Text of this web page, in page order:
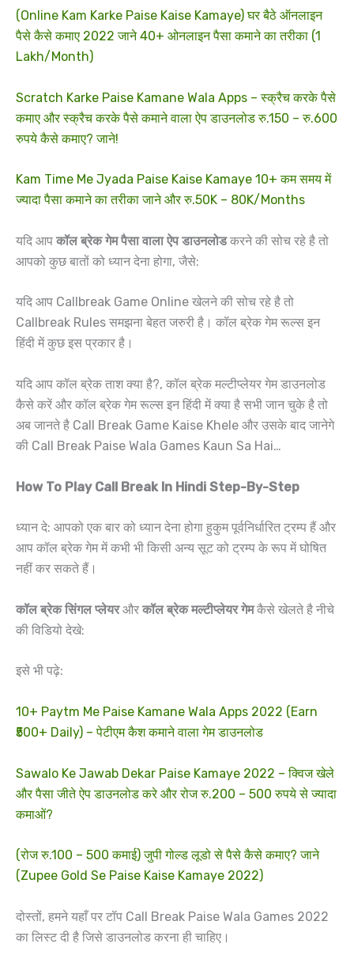
(Online Kam Karke Paise Kaise Kamaye) घर बैठे ऑनलाइन
पैसे कैसे कमाए 2022 जाने 40+ ओनलाइन पैसा कमाने का तरीका (1
Lakh/Month)
Scratch Karke Paise Kamane Wala Apps – स्क्रैच करके पैसे
कमाए और स्क्रैच करके पैसे कमाने वाला ऐप डाउनलोड रु.150 – रु.600
रुपये कैसे कमाए? जाने!
Kam Time Me Jyada Paise Kaise Kamaye 10+ कम समय में
ज्यादा पैसा कमाने का तरीका जाने और रु.50K – 80K/Months
यदि आप कॉल ब्रेक गेम पैसा वाला ऐप डाउनलोडकरने की सोच रहे है तो
आपको कुछ बातों को ध्यान देना होगा, जैसे:
यदि आप Callbreak Game Online खेलने की सोच रहे है तो
Callbreak Rules समझना बेहत जरुरी है। कॉल ब्रेक गेम रूल्स इन
हिंदी में कुछ इस प्रकार है।
यदि आप कॉल ब्रेक ताश क्या है?, कॉल ब्रेक मल्टीप्लेयर गेम डाउनलोड
कैसे करें और कॉल ब्रेक गेम रूल्स इन हिंदी में क्या है सभी जान चुके है तो
अब जानते है Call Break Game Kaise Khele और उसके बाद जानेगे
की Call Break Paise Wala Games Kaun Sa Hai…
How To Play Call Break In Hindi Step-By-Step
ध्यान दे: आपको एक बार को ध्यान देना होगा हुकुम पूर्वनिर्धारित ट्रम्प हैं और
आप कॉल ब्रेक गेम में कभी भी किसी अन्य सूट को ट्रम्प के रूप में घोषित
नहीं कर सकते हैं।
कॉल ब्रेक सिंगल प्लेयरऔर कॉल ब्रेक मल्टीप्लेयर गेमकैसे खेलते है नीचे
की विडियो देखे:
इसे भी पढ़े:
10+ Paytm Me Paise Kamane Wala Apps 2022 (Earn
₹500+ Daily) – पेटीएम कैश कमाने वाला गेम डाउनलोड
Sawalo Ke Jawab Dekar Paise Kamaye 2022 – क्विज खेले
और पैसा जीते ऐप डाउनलोड करे और रोज रु.200 – 500 रुपये से ज्यादा
कमाओं?
(रोज रु.100 – 500 कमाई) जुपी गोल्ड लूडो से पैसे कैसे कमाए? जाने
(Zupee Gold Se Paise Kaise Kamaye 2022)
दोस्तों, हमने यहाँ पर टॉप Call Break Paise Wala Games 2022
का लिस्ट दी है जिसे डाउनलोड करना ही चाहिए।